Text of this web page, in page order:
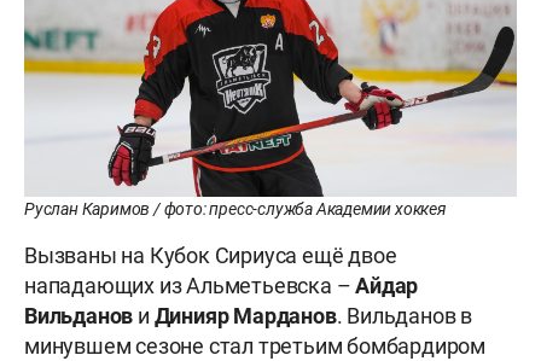
Руслан Каримов / фото: пресс-служба Академии хоккея
Вызваны на Кубок Сириуса ещё двое
нападающих из Альметьевска –Айдар
Вильданов и Динияр Марданов. Вильданов в
минувшем сезоне стал третьим бомбардиром